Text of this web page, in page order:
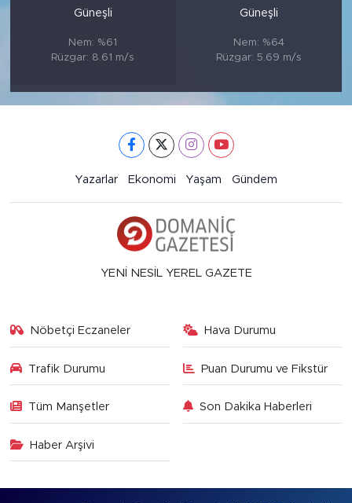
Güneşli
Nem: %61
Rüzgar: 8.61 m/s
Güneşli
Nem: %64
Rüzgar: 5.69 m/s
Yazarlar Ekonomi Yaşam Gündem
YENİ NESİL YEREL GAZETE
Nöbetçi Eczaneler Hava Durumu
Trafik Durumu Puan Durumu ve Fikstür
Tüm Manşetler Son Dakika Haberleri
Haber Arşivi